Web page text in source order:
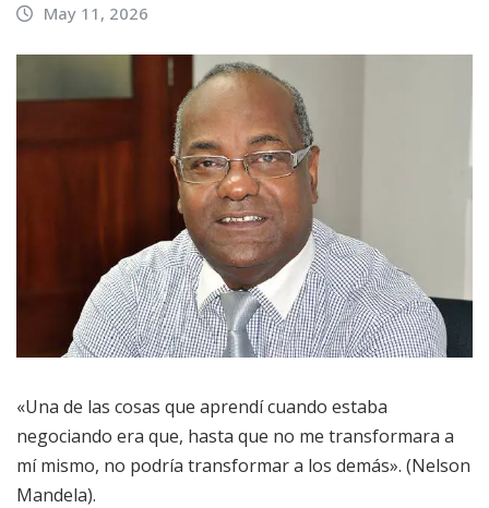
May 11, 2026
«Una de las cosas que aprendí cuando estaba
negociando era que, hasta que no me transformara a
mí mismo, no podría transformar a los demás». (Nelson
Mandela).